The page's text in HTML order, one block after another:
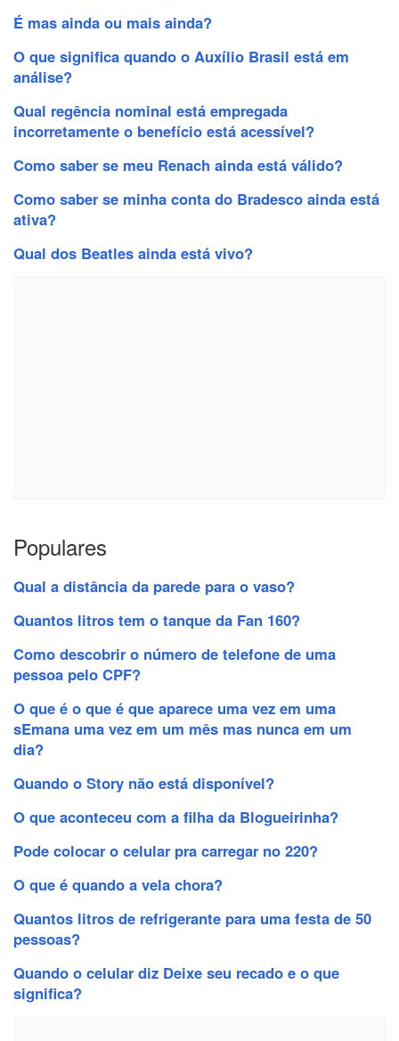
É mas ainda ou mais ainda?
O que significa quando o Auxílio Brasil está em
análise?
Qual regência nominal está empregada
incorretamente o benefício está acessível?
Como saber se meu Renach ainda está válido?
Como saber se minha conta do Bradesco ainda está
ativa?
Qual dos Beatles ainda está vivo?
Populares
Qual a distância da parede para o vaso?
Quantos litros tem o tanque da Fan 160?
Como descobrir o número de telefone de uma
pessoa pelo CPF?
O que é o que é que aparece uma vez em uma
sEmana uma vez em um mês mas nunca em um
dia?
Quando o Story não está disponível?
O que aconteceu com a filha da Blogueirinha?
Pode colocar o celular pra carregar no 220?
O que é quando a vela chora?
Quantos litros de refrigerante para uma festa de 50
pessoas?
Quando o celular diz Deixe seu recado e o que
significa?